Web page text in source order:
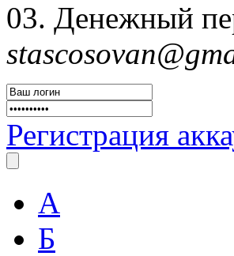
03. Денежный
Регистрация
А
Б